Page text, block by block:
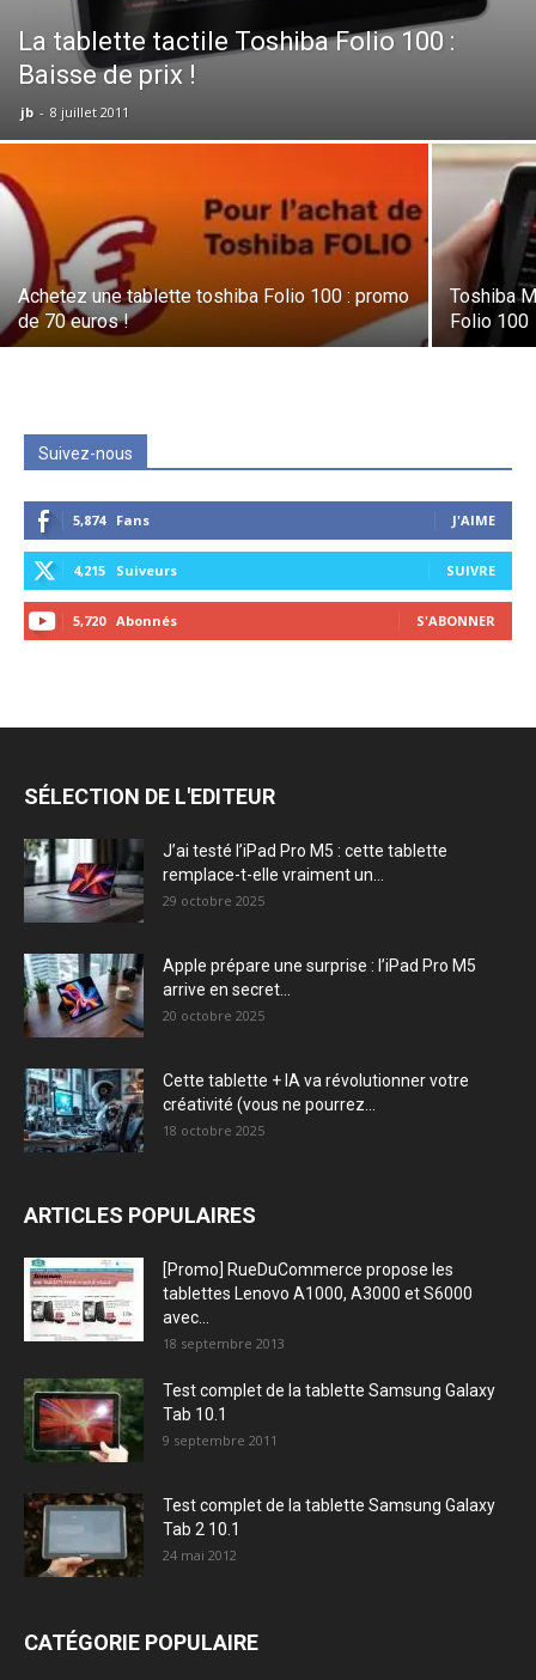
La tablette tactile Toshiba Folio 100 :
Baisse de prix !
jb - 8 juillet 2011
Achetez une tablette toshiba Folio 100 : promo
de 70 euros !
Toshiba
Folio 100
Suivez-nous
5,874 Fans J'AIME
4,215 Suiveurs SUIVRE
5,720 Abonnés S'ABONNER
SÉLECTION DE L'EDITEUR
J’ai testé l’iPad Pro M5 : cette tablette
remplace-t-elle vraiment un...
29 octobre 2025
Apple prépare une surprise : l’iPad Pro M5
arrive en secret...
20 octobre 2025
Cette tablette + IA va révolutionner votre
créativité (vous ne pourrez...
18 octobre 2025
ARTICLES POPULAIRES
[Promo] RueDuCommerce propose les
tablettes Lenovo A1000, A3000 et S6000
avec...
18 septembre 2013
Test complet de la tablette Samsung Galaxy
Tab 10.1
9 septembre 2011
Test complet de la tablette Samsung Galaxy
Tab 2 10.1
24 mai 2012
CATÉGORIE POPULAIRE